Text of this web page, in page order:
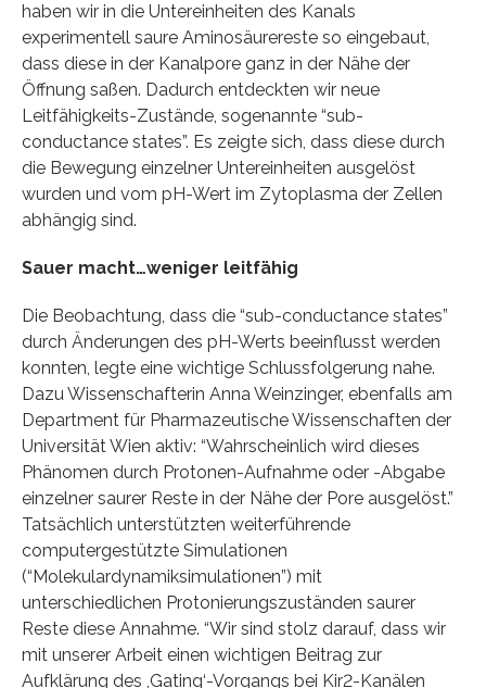
haben wir in die Untereinheiten des Kanals
experimentell saure Aminosäurereste so eingebaut,
dass diese in der Kanalpore ganz in der Nähe der
Öffnung saßen. Dadurch entdeckten wir neue
Leitfähigkeits-Zustände, sogenannte “sub-
conductance states”. Es zeigte sich, dass diese durch
die Bewegung einzelner Untereinheiten ausgelöst
wurden und vom pH-Wert im Zytoplasma der Zellen
abhängig sind.
Sauer macht…weniger leitfähig
Die Beobachtung, dass die “sub-conductance states”
durch Änderungen des pH-Werts beeinflusst werden
konnten, legte eine wichtige Schlussfolgerung nahe.
Dazu Wissenschafterin Anna Weinzinger, ebenfalls am
Department für Pharmazeutische Wissenschaften der
Universität Wien aktiv: “Wahrscheinlich wird dieses
Phänomen durch Protonen-Aufnahme oder -Abgabe
einzelner saurer Reste in der Nähe der Pore ausgelöst.”
Tatsächlich unterstützten weiterführende
computergestützte Simulationen
(“Molekulardynamiksimulationen”) mit
unterschiedlichen Protonierungszuständen saurer
Reste diese Annahme. “Wir sind stolz darauf, dass wir
mit unserer Arbeit einen wichtigen Beitrag zur
Aufklärung des ,Gating‘-Vorgangs bei Kir2-Kanälen